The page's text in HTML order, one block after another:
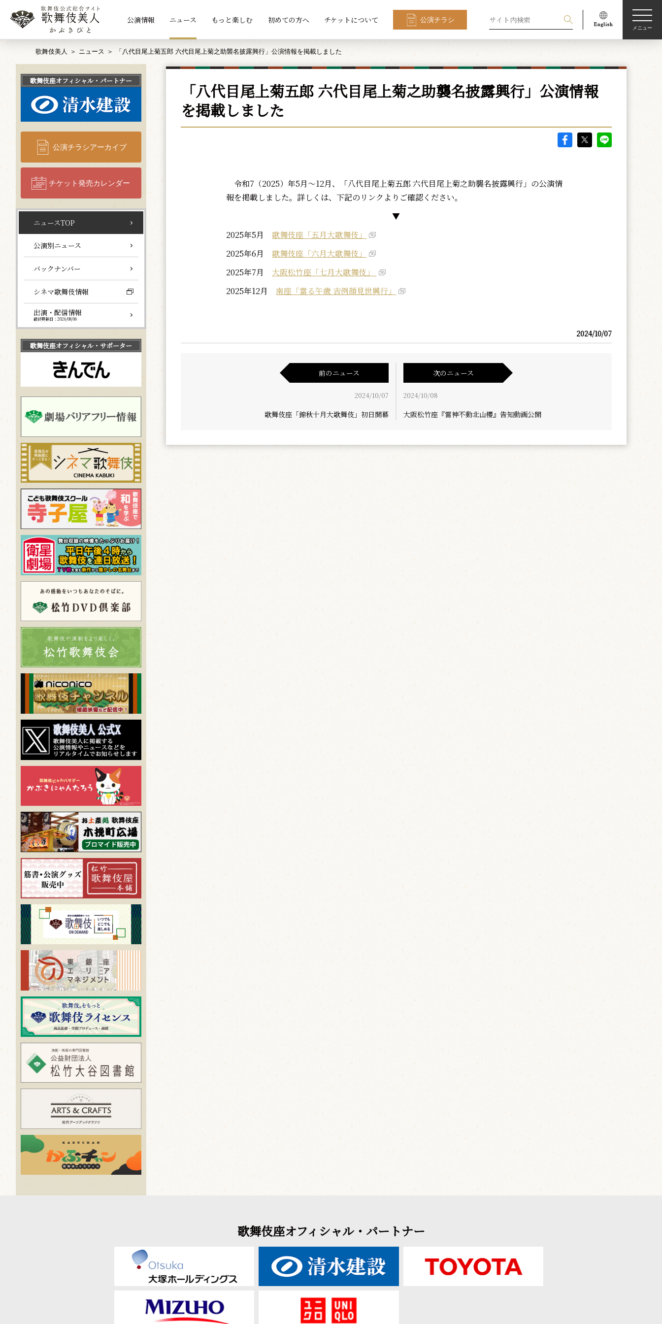
公演情報 ニュース もっと楽しむ 初めての方へ チケットについて 公演チラシ
メニュー
歌舞伎美人 ニュース 「八代目尾上菊五郎 六代目尾上菊之助襲名披露興行」公演情報を掲載しました
「八代目尾上菊五郎 六代目尾上菊之助襲名披露興行」公演情報
を掲載しました
令和7（2025）年5月～12月、「八代目尾上菊五郎 六代目尾上菊之助襲名披露興行」の公演情
報を掲載しました。詳しくは、下記のリンクよりご確認ください。
▼
2025年5月歌舞伎座「五月大歌舞伎」
2025年6月歌舞伎座「六月大歌舞伎」
2025年7月大阪松竹座「七月大歌舞伎」
2025年12月南座「當る午歳 吉例顔見世興行」
2024/10/07
前のニュース
2024/10/07
歌舞伎座「錦秋十月大歌舞伎」初日開幕
次のニュース
2024/10/08
大阪松竹座『雷神不動北山櫻』告知動画公開
歌舞伎座オフィシャル・パートナー
公演チラシアーカイブ
チケット発売カレンダー
ニュースTOP
公演別ニュース
バックナンバー
シネマ歌舞伎情報
出演・配信情報
最終更新日：2026/08/06
歌舞伎座オフィシャル・サポーター
歌舞伎座オフィシャル・パートナー